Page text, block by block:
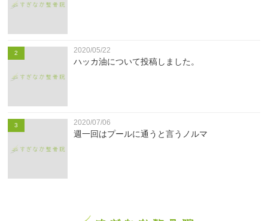
2 2020/05/22
ハッカ油について投稿しました。
3 2020/07/06
週一回はプールに通うと言うノルマ